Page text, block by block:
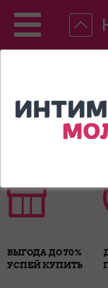
ВЫГОДА ДО 70%
УСПЕЙ КУПИТЬ